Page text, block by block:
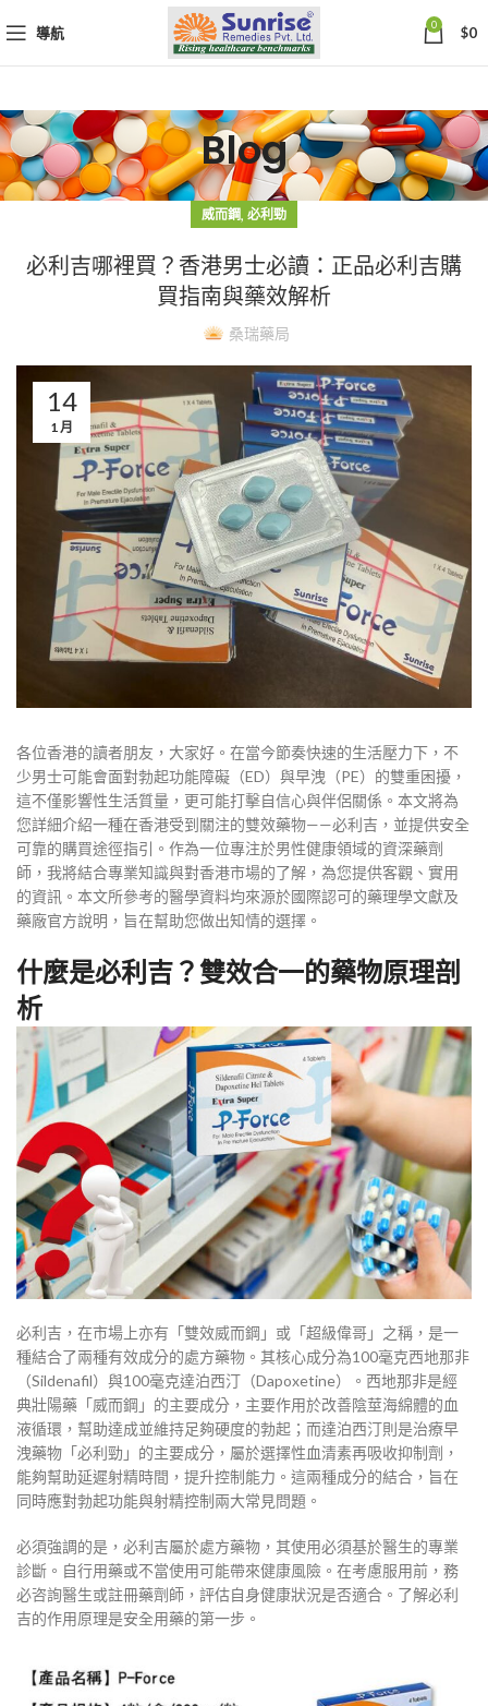
導航 0 $0
Blog
威而鋼, 必利勁
必利吉哪裡買？香港男士必讀：正品必利吉購
買指南與藥效解析
桑瑞藥局
14
1 月
各位香港的讀者朋友，大家好。在當今節奏快速的生活壓力下，不
少男士可能會面對勃起功能障礙（ED）與早洩（PE）的雙重困擾，
這不僅影響性生活質量，更可能打擊自信心與伴侶關係。本文將為
您詳細介紹一種在香港受到關注的雙效藥物——必利吉，並提供安全
可靠的購買途徑指引。作為一位專注於男性健康領域的資深藥劑
師，我將結合專業知識與對香港市場的了解，為您提供客觀、實用
的資訊。本文所參考的醫學資料均來源於國際認可的藥理學文獻及
藥廠官方說明，旨在幫助您做出知情的選擇。
什麼是必利吉？雙效合一的藥物原理剖
析
必利吉，在市場上亦有「雙效威而鋼」或「超級偉哥」之稱，是一
種結合了兩種有效成分的處方藥物。其核心成分為100毫克西地那非
（Sildenafil）與100毫克達泊西汀（Dapoxetine）。西地那非是經
典壯陽藥「威而鋼」的主要成分，主要作用於改善陰莖海綿體的血
液循環，幫助達成並維持足夠硬度的勃起；而達泊西汀則是治療早
洩藥物「必利勁」的主要成分，屬於選擇性血清素再吸收抑制劑，
能夠幫助延遲射精時間，提升控制能力。這兩種成分的結合，旨在
同時應對勃起功能與射精控制兩大常見問題。
必須強調的是，必利吉屬於處方藥物，其使用必須基於醫生的專業
診斷。自行用藥或不當使用可能帶來健康風險。在考慮服用前，務
必咨詢醫生或註冊藥劑師，評估自身健康狀況是否適合。了解必利
吉的作用原理是安全用藥的第一步。